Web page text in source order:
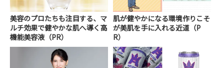
美容のプロたちも注目する、マ
ルチ効果で健やかな肌へ導く高
機能美容液（PR）
肌が健やかになる環境作りこそ
が美肌を手に入れる近道（P
R）